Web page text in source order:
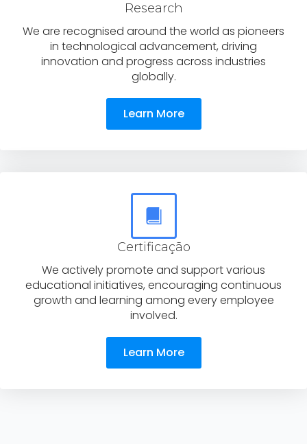
Research
We are recognised around the world as pioneers
in technological advancement, driving
innovation and progress across industries
globally.
Learn More
Certificação
We actively promote and support various
educational initiatives, encouraging continuous
growth and learning among every employee
involved.
Learn More